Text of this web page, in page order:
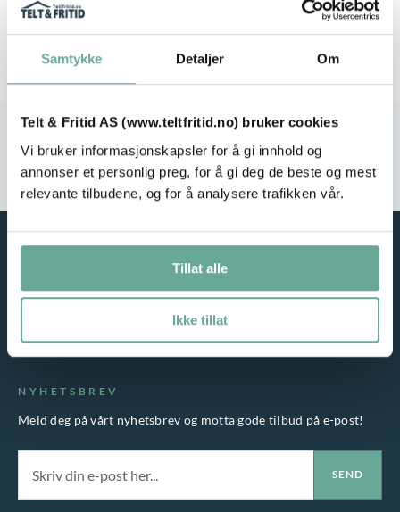
Samtykke Detaljer Om
Telt & Fritid AS (www.teltfritid.no) bruker cookies
Vi bruker informasjonskapsler for å gi innhold og
annonser et personlig preg, for å gi deg de beste og mest
relevante tilbudene, og for å analysere trafikken vår.
Tillat alle
Ikke tillat
Service i fokus Høy kvalitet
NYHETSBREV
Meld deg på vårt nyhetsbrev og motta gode tilbud på e-post!